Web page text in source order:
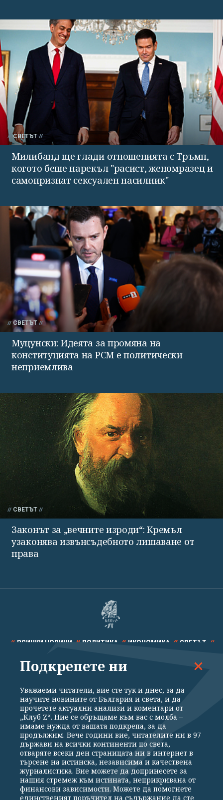
СВЕТЪТ
Милибанд ще глади отношенията с Тръмп,
когото беше нарекъл "расист, женомразец и
самопризнат сексуален насилник"
СВЕТЪТ
Муцунски: Идеята за промяна на
конституцията на РСМ е политически
неприемлива
СВЕТЪТ
Законът за „вечните изроди“: Кремъл
узаконява извънсъдебното лишаване от
права
ВСИЧКИ НОВИНИ ПОЛИТИКА ИКОНОМИКА СВЕТЪТ
СПОРТ КУЛТУРА ТЕХНОЛОГИИ КАЛЕЙДОСКОП
Общи условия
Политика за поверителност
Реклама
Партньори Контакти
За Клуб Z
Екип
Подкрепете ни
Подкрепете ни
Уважаеми читатели, вие сте тук и днес, за да
научите новините от България и света, и да
прочетете актуални анализи и коментари от
„Клуб Z“. Ние се обръщаме към вас с молба –
имаме нужда от вашата подкрепа, за да
продължим. Вече години вие, читателите ни в 97
държави на всички континенти по света,
отваряте всеки ден страницата ни в интернет в
търсене на истинска, независима и качествена
журналистика. Вие можете да допринесете за
нашия стремеж към истината, неприкривана от
финансови зависимости. Можете да помогнете
единственият поръчител на съдържание да сте